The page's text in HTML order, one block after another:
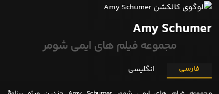
Amy Schumer
مجموعه فیلم های ایمی شومر
فارسی انگلیسی